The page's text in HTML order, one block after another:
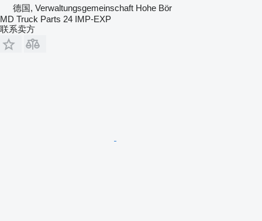
德国, Verwaltungsgemeinschaft Hohe Bör
MD Truck Parts 24 IMP-EXP
联系卖方